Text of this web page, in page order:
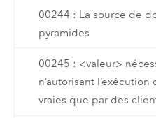
00244 : La source de
pyramides
00245 : <valeur>
n’autorisant
vraies que par des